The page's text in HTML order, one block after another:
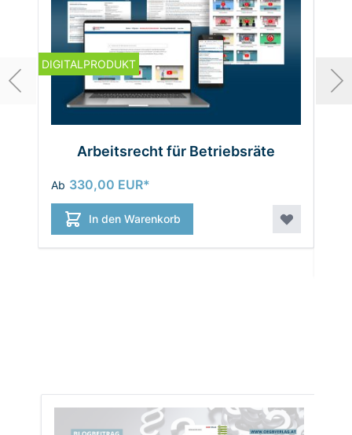
DIGITALPRODUKT
Arbeitsrecht für Betriebsräte
Ab 330,00 EUR
In den Warenkorb